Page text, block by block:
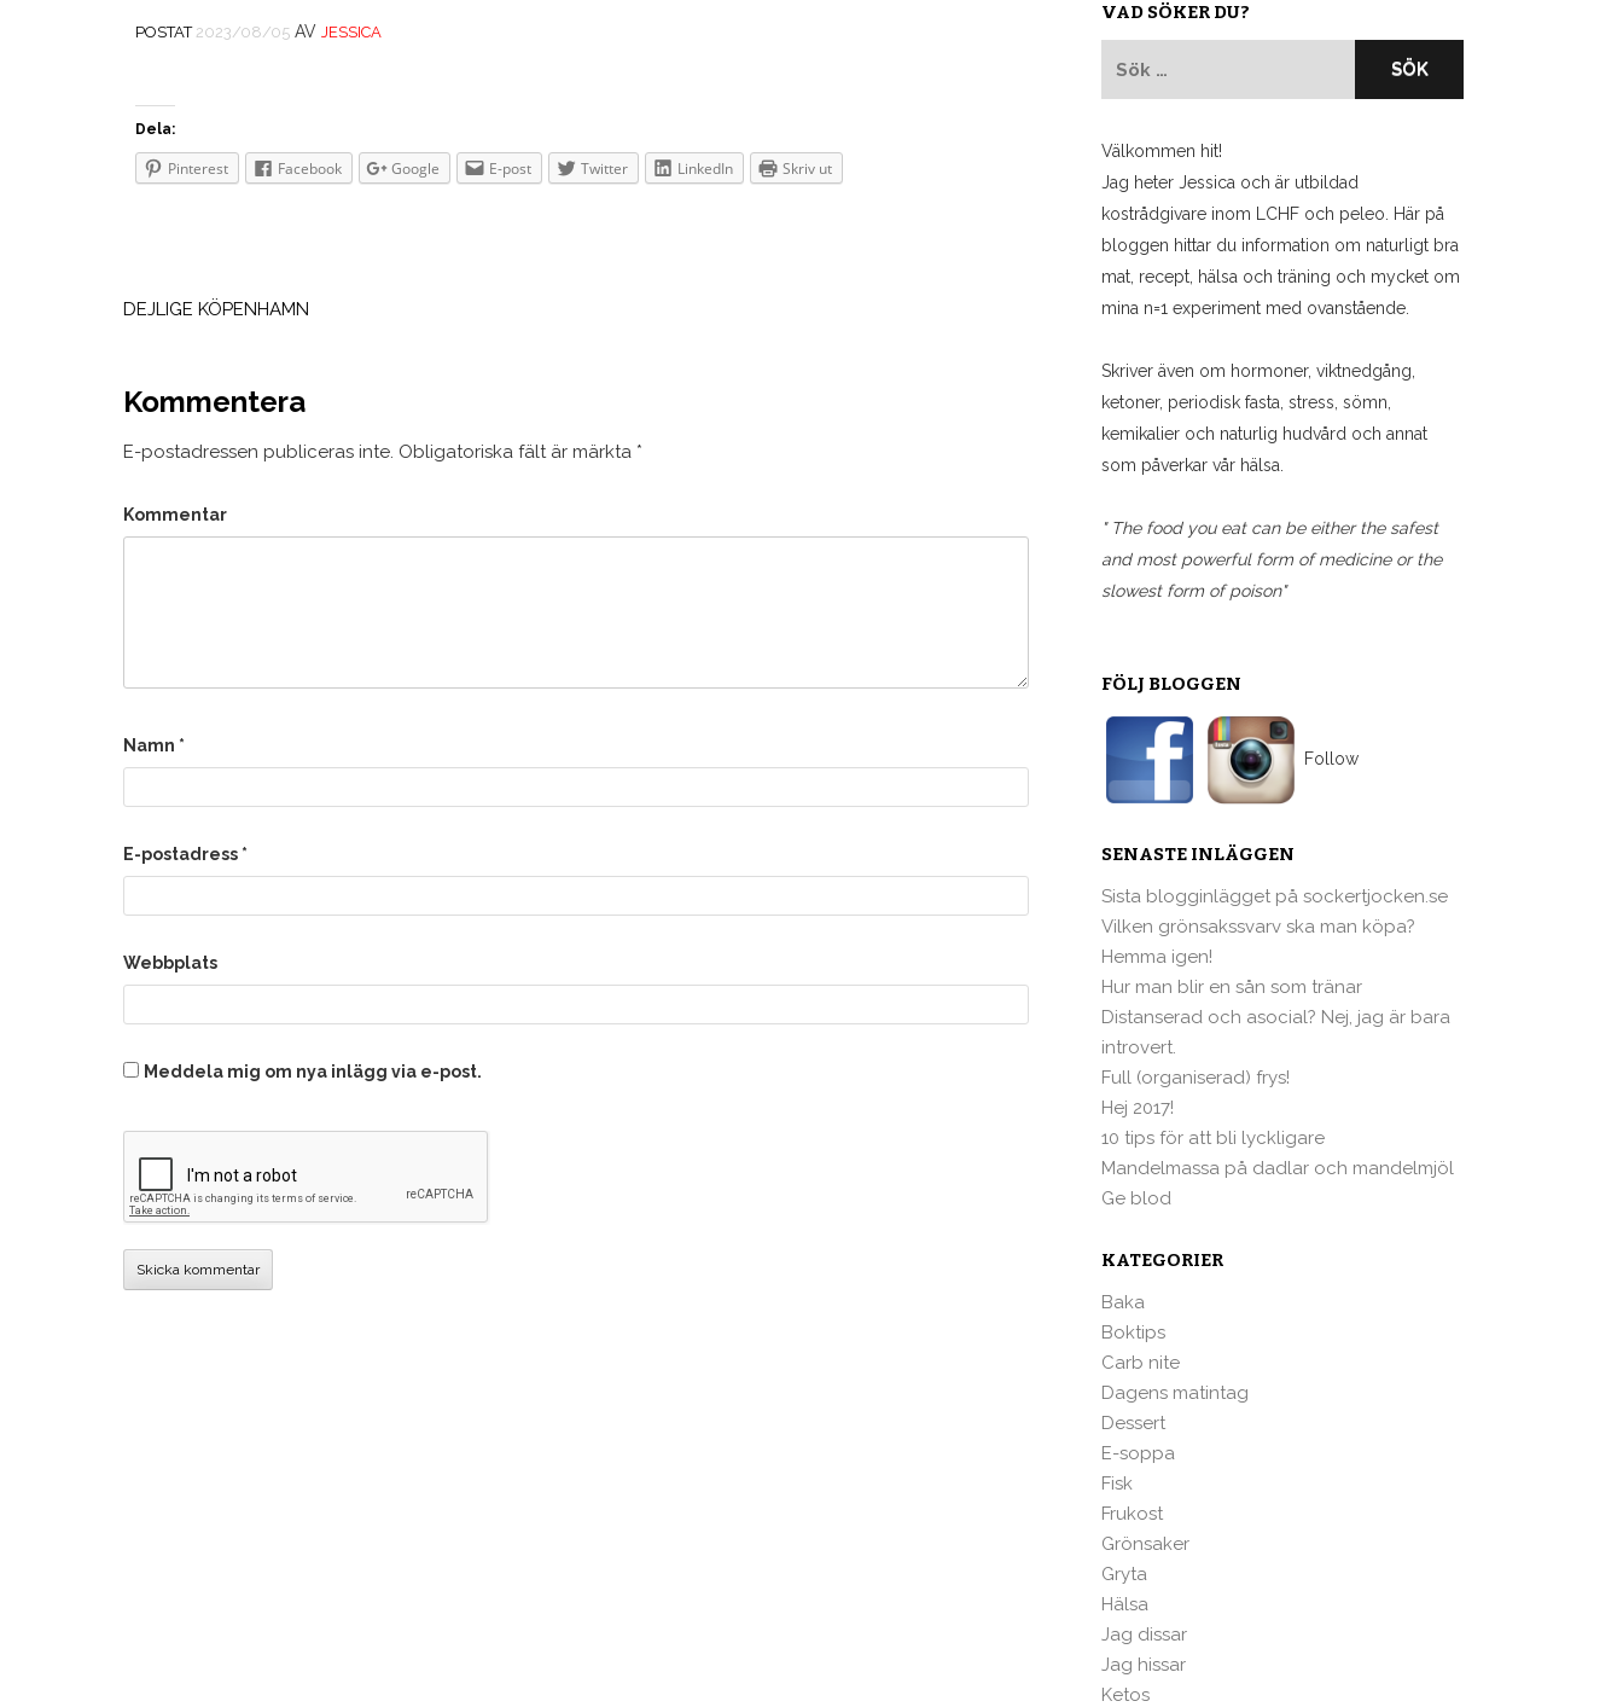
POSTAT 2023/08/05 AV JESSICA
Dela:
Pinterest Facebook Google E-post Twitter LinkedIn Skriv ut
DEJLIGE KÖPENHAMN
Kommentera
E-postadressen publiceras inte. Obligatoriska fält är märkta *
Kommentar
Namn *
E-postadress *
Webbplats
Meddela mig om nya inlägg via e-post.
VAD SÖKER DU?
Välkommen hit!
Jag heter Jessica och är utbildad
kostrådgivare inom LCHF och peleo. Här på
bloggen hittar du information om naturligt bra
mat, recept, hälsa och träning och mycket om
mina n=1 experiment med ovanstående.
Skriver även om hormoner, viktnedgång,
ketoner, periodisk fasta, stress, sömn,
kemikalier och naturlig hudvård och annat
som påverkar vår hälsa.
" The food you eat can be either the safest
and most powerful form of medicine or the
slowest form of poison"
FÖLJ BLOGGEN
Follow
SENASTE INLÄGGEN
Sista blogginlägget på sockertjocken.se
Vilken grönsakssvarv ska man köpa?
Hemma igen!
Hur man blir en sån som tränar
Distanserad och asocial? Nej, jag är bara
introvert.
Full (organiserad) frys!
Hej 2017!
10 tips för att bli lyckligare
Mandelmassa på dadlar och mandelmjöl
Ge blod
KATEGORIER
Baka
Boktips
Carb nite
Dagens matintag
Dessert
E-soppa
Fisk
Frukost
Grönsaker
Gryta
Hälsa
Jag dissar
Jag hissar
Ketos